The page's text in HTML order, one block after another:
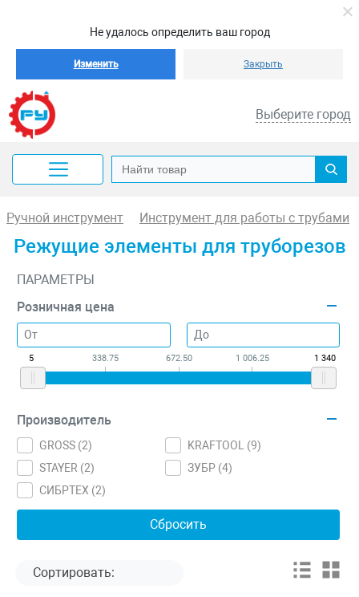
Не удалось определить ваш город
Изменить Закрыть
Выберите город
Ручной инструмент Инструмент для работы с трубами
Режущие элементы для труборезов
ПАРАМЕТРЫ
Розничная цена
5 338.75 672.50 1 006.25 1 340
Производитель
GROSS (2) KRAFTOOL (9)
STAYER (2) ЗУБР (4)
СИБРТЕХ (2)